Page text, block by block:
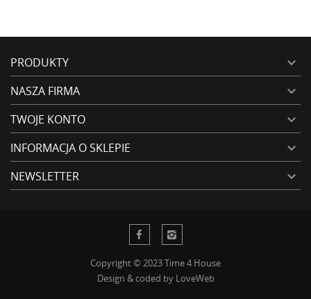
PRODUKTY 
NASZA FIRMA 
TWOJE KONTO 
INFORMACJA O SKLEPIE 
NEWSLETTER 
Copyright © 2023 Time 4 House
Design & coded by LoveWeb